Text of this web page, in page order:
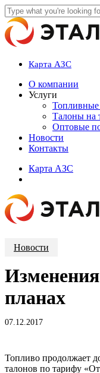
Skip
to
main
content
Close
Search
Карта АЗС
account
Menu
О компании
Услуги
Топливные
Талоны на
Оптовые
Новости
Контакты
Карта АЗС
Новости
планах
07.12.2017
Топливо продолжает
талонов по тарифу